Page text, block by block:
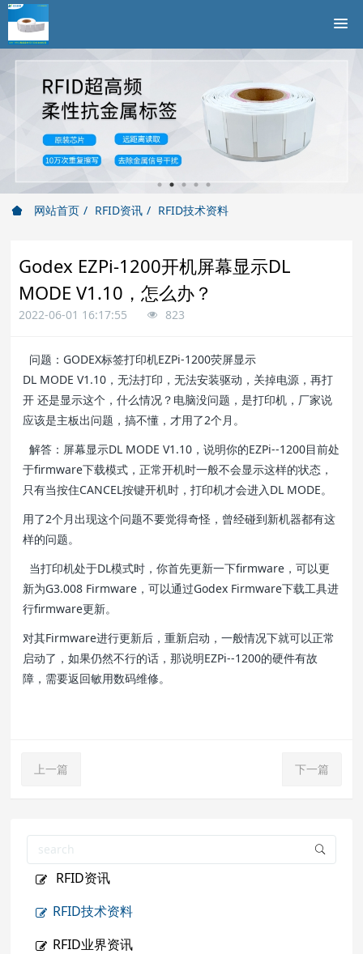
网站首页 RFID资讯 RFID技术资料
Godex EZPi-1200开机屏幕显示DL
MODE V1.10，怎么办？
2022-06-01 16:17:55 823
问题：GODEX标签打印机EZPi-1200荧屏显示
DL MODE V1.10，无法打印，无法安装驱动，关掉电源，再打
开 还是显示这个，什么情况？电脑没问题，是打印机，厂家说
应该是主板出问题，搞不懂，才用了2个月。
解答：屏幕显示DL MODE V1.10，说明你的EZPi--1200目前处
于firmware下载模式，正常开机时一般不会显示这样的状态，
只有当按住CANCEL按键开机时，打印机才会进入DL MODE。
用了2个月出现这个问题不要觉得奇怪，曾经碰到新机器都有这
样的问题。
当打印机处于DL模式时，你首先更新一下firmware，可以更
新为G3.008 Firmware，可以通过Godex Firmware下载工具进
行firmware更新。
对其Firmware进行更新后，重新启动，一般情况下就可以正常
启动了，如果仍然不行的话，那说明EZPi--1200的硬件有故
障，需要返回敏用数码维修。
上一篇 下一篇
RFID资讯
RFID技术资料
RFID业界资讯